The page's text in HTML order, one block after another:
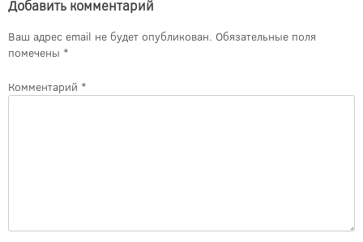
Добавить комментарий
Ваш адрес email не будет опубликован. Обязательные поля
помечены *
Комментарий *